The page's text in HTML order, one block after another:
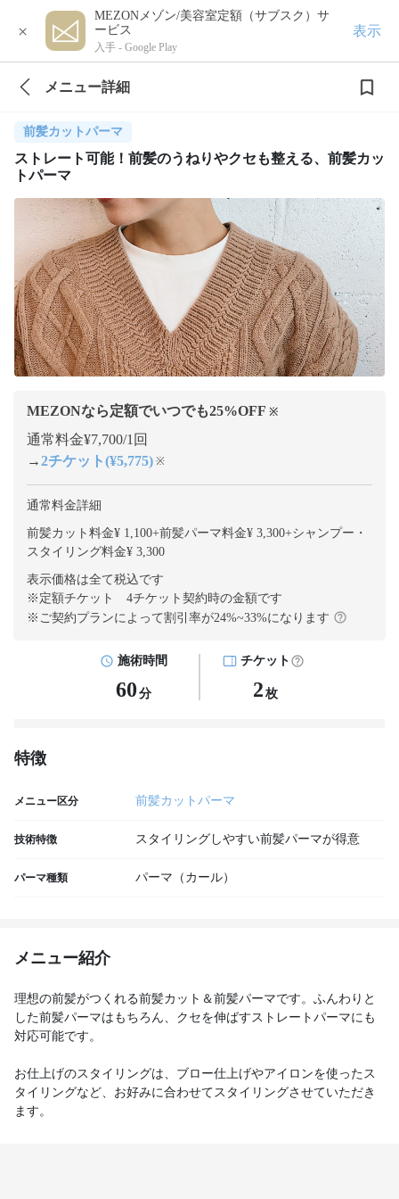
×
MEZONメゾン/美容室定額（サブスク）サ
ービス
入手 - Google Play
表示
メニュー詳細
前髪カットパーマ
ストレート可能！前髪のうねりやクセも整える、前髪カッ
トパーマ
MEZONなら定額でいつでも25%OFF ※
通常料金¥7,700/1回
→2チケット(¥5,775) ※
通常料金詳細
前髪カット料金¥ 1,100+前髪パーマ料金¥ 3,300+シャンプー・
スタイリング料金¥ 3,300
表示価格は全て税込です
※定額チケット 4チケット契約時の金額です
※ご契約プランによって割引率が24%~33%になります
施術時間
60 分
チケット
2 枚
特徴
メニュー区分 前髪カットパーマ
技術特徴 スタイリングしやすい前髪パーマが得意
パーマ種類 パーマ（カール）
メニュー紹介
理想の前髪がつくれる前髪カット＆前髪パーマです。ふんわりと
した前髪パーマはもちろん、クセを伸ばすストレートパーマにも
対応可能です。
お仕上げのスタイリングは、ブロー仕上げやアイロンを使ったス
タイリングなど、お好みに合わせてスタイリングさせていただき
ます。